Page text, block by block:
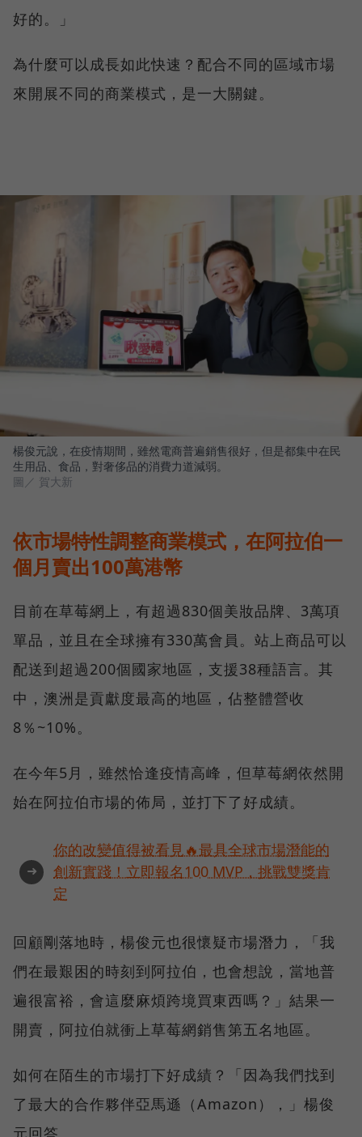
好的。」
為什麼可以成長如此快速？配合不同的區域市場
來開展不同的商業模式，是一大關鍵。
楊俊元說，在疫情期間，雖然電商普遍銷售很好，但是都集中在民
生用品、食品，對奢侈品的消費力道減弱。
圖／ 賀大新
依市場特性調整商業模式，在阿拉伯一
個月賣出100萬港幣
目前在草莓網上，有超過830個美妝品牌、3萬項
單品，並且在全球擁有330萬會員。站上商品可以
配送到超過200個國家地區，支援38種語言。其
中，澳洲是貢獻度最高的地區，佔整體營收
8％~10%。
在今年5月，雖然恰逢疫情高峰，但草莓網依然開
始在阿拉伯市場的佈局，並打下了好成績。
➜
你的改變值得被看見🔥最具全球市場潛能的
創新實踐！立即報名100 MVP，挑戰雙獎肯
定
回顧剛落地時，楊俊元也很懷疑市場潛力，「我
們在最艱困的時刻到阿拉伯，也會想說，當地普
遍很富裕，會這麼麻煩跨境買東西嗎？」結果一
開賣，阿拉伯就衝上草莓網銷售第五名地區。
如何在陌生的市場打下好成績？「因為我們找到
了最大的合作夥伴亞馬遜（Amazon），」楊俊